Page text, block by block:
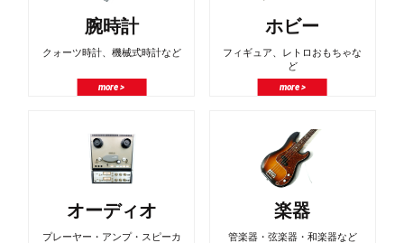
腕時計
クォーツ時計、機械式時計など
more >
ホビー
フィギュア、レトロおもちゃな
ど
more >
オーディオ
プレーヤー・アンプ・スピーカ
楽器
管楽器・弦楽器・和楽器など